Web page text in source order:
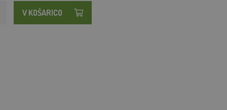
V KOŠARICO